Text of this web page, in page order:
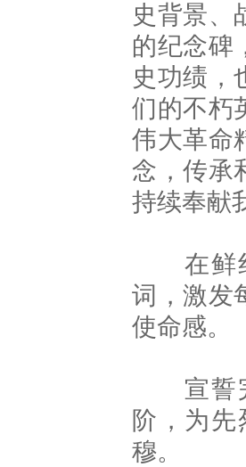
史背景、
的纪念碑
史功绩，
们的不朽
伟大革命
念，传承
持续奉献
在鲜红
词，激发
使命感。
宣誓完
阶，为
穆。